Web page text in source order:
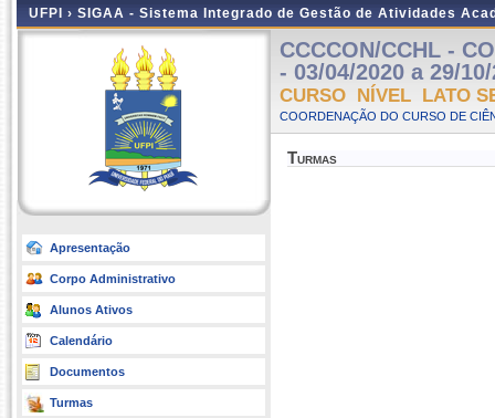
UFPI › SIGAA - Sistema Integrado de Gestão de Atividades
Apresentação
Corpo Administrativo
Alunos Ativos
Calendário
Documentos
Turmas
CCCCON/CCHL -
- 03/04/2020 a 29/
CURSO NÍVEL LATO
COORDENAÇÃO DO CURSO DE
Turmas